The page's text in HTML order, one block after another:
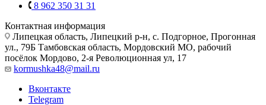
8 962 350 31 31
Контактная информация
Липецкая область, Липецкий р-н, с. Подгорное, Прогонная
ул., 79Б Тамбовская область, Мордовский МО, рабочий
посёлок Мордово, 2-я Революционная ул, 17
kormushka48@mail.ru
Вконтакте
Telegram